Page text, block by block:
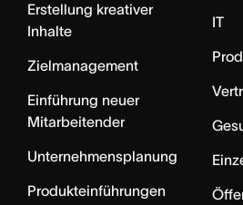
Erstellung kreativer
Inhalte
Zielmanagement
Einführung neuer
Mitarbeitender
Unternehmensplanung
Produkteinführungen
IT